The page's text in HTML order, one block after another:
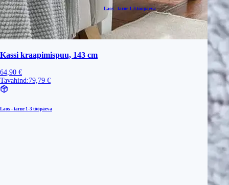
Kassi kraapimispuu, 143 cm
64,90 €
Tavahind:79,79 €
Laos - tarne 1-3 tööpäeva
Laos - tarne 1-3 tööpäeva